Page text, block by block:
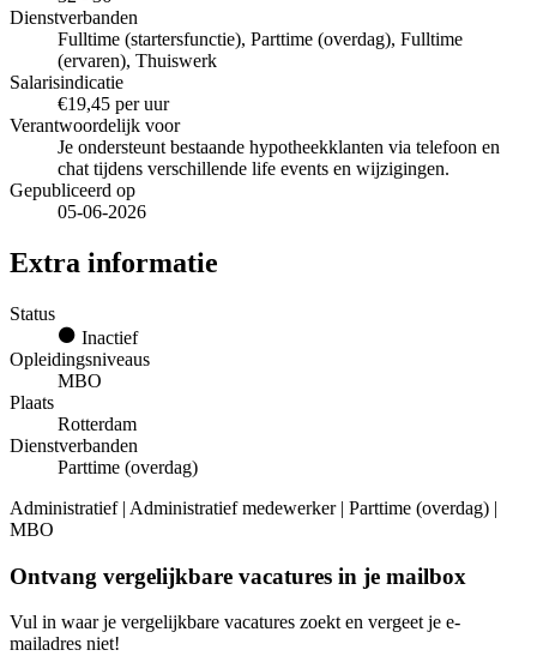
Dienstverbanden
Fulltime (startersfunctie), Parttime (overdag), Fulltime
(ervaren), Thuiswerk
Salarisindicatie
€19,45 per uur
Verantwoordelijk voor
Je ondersteunt bestaande hypotheekklanten via telefoon en
chat tijdens verschillende life events en wijzigingen.
Gepubliceerd op
05-06-2026
Extra informatie
Status
Inactief
Opleidingsniveaus
MBO
Plaats
Rotterdam
Dienstverbanden
Parttime (overdag)
Administratief | Administratief medewerker | Parttime (overdag) |
MBO
Ontvang vergelijkbare vacatures in je mailbox
Vul in waar je vergelijkbare vacatures zoekt en vergeet je e-
mailadres niet!